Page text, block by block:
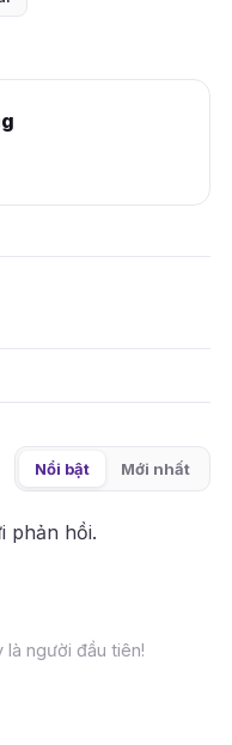
Nổi bật Mới nhất
phản hồi.
là người đầu tiên!